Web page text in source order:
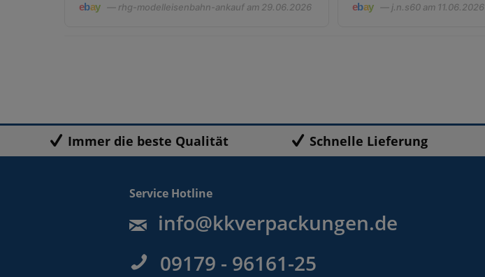
— rhg-modelleisenbahn-ankauf am 29.06.2026 — j.n.s60 am 11.06.2026
Immer die beste Qualität Schnelle Lieferung
Service Hotline
info@kkverpackungen.de
09179 - 96161-25